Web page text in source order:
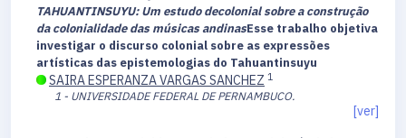
TAHUANTINSUYU: Um estudo decolonial sobre a construção
da colonialidade das músicas andinasEsse trabalho objetiva
investigar o discurso colonial sobre as expressões
artísticas das epistemologias do Tahuantinsuyu
SAIRA ESPERANZA VARGAS SANCHEZ 1
1 - UNIVERSIDADE FEDERAL DE PERNAMBUCO.
[ver]